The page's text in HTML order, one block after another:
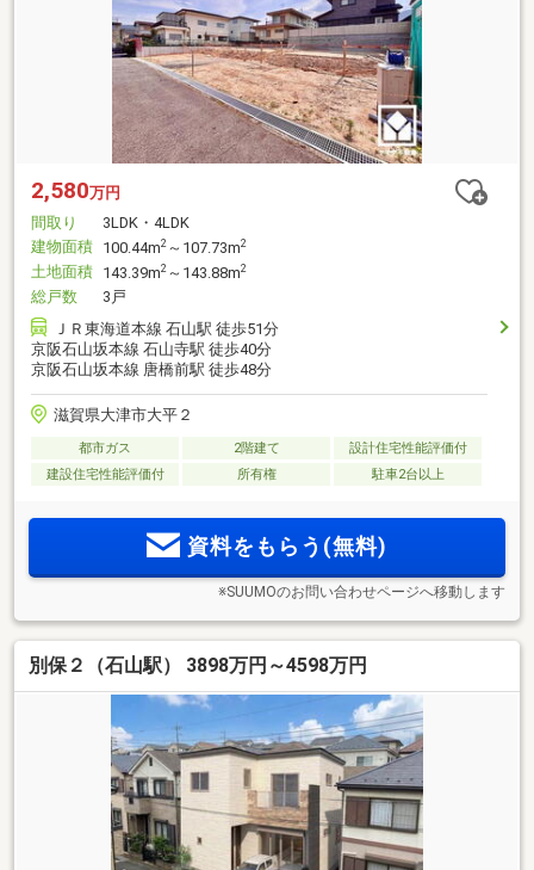
2,580万円
間取り
3LDK・4LDK
建物面積 100.44m2 ～107.73m2
土地面積 143.39m2 ～143.88m2
総戸数
3戸
ＪＲ東海道本線 石山駅 徒歩51分
京阪石山坂本線 石山寺駅 徒歩40分
京阪石山坂本線 唐橋前駅 徒歩48分
滋賀県大津市大平２
都市ガス 2階建て
設計住宅性能評価付
建設住宅性能評価付
所有権 駐車2台以上
資料をもらう(無料)
※SUUMOのお問い合わせページへ移動します
別保２（石山駅） 3898万円～4598万円